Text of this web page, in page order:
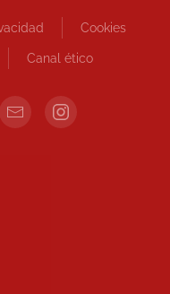
Cookies
Canal ético